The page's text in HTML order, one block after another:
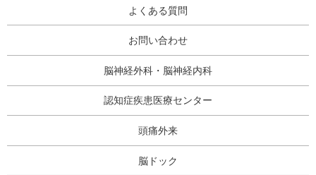
よくある質問
お問い合わせ
脳神経外科・脳神経内科
認知症疾患医療センター
頭痛外来
脳ドック